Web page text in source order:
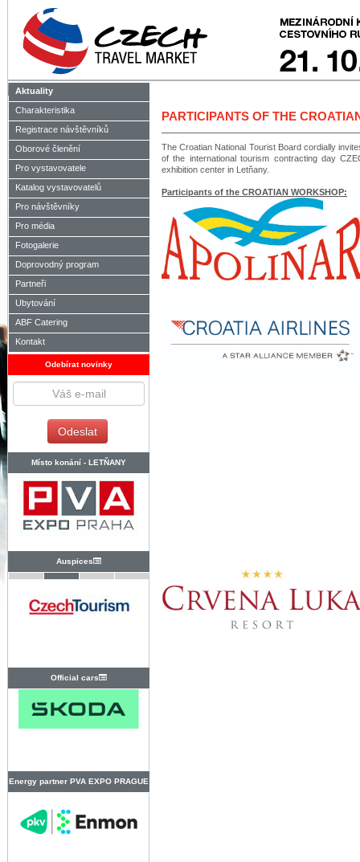
Aktuality
Charakteristika
Registrace návštěvníků
Oborové členění
Pro vystavovatele
Katalog vystavovatelů
Pro návštěvníky
Pro média
Fotogalerie
Doprovodný program
Partneři
Ubytování
ABF Catering
Kontakt
Odebírat novinky
Místo konání - LETŇANY
Auspices
Official cars
Energy partner PVA EXPO PRAGUE
PARTICIPANTS OF THE
The Croatian National Tourist Board cordially
of the international tourism contracting day
exhibition center in Letňany.
Participants of the CROATIAN WORKSHOP: